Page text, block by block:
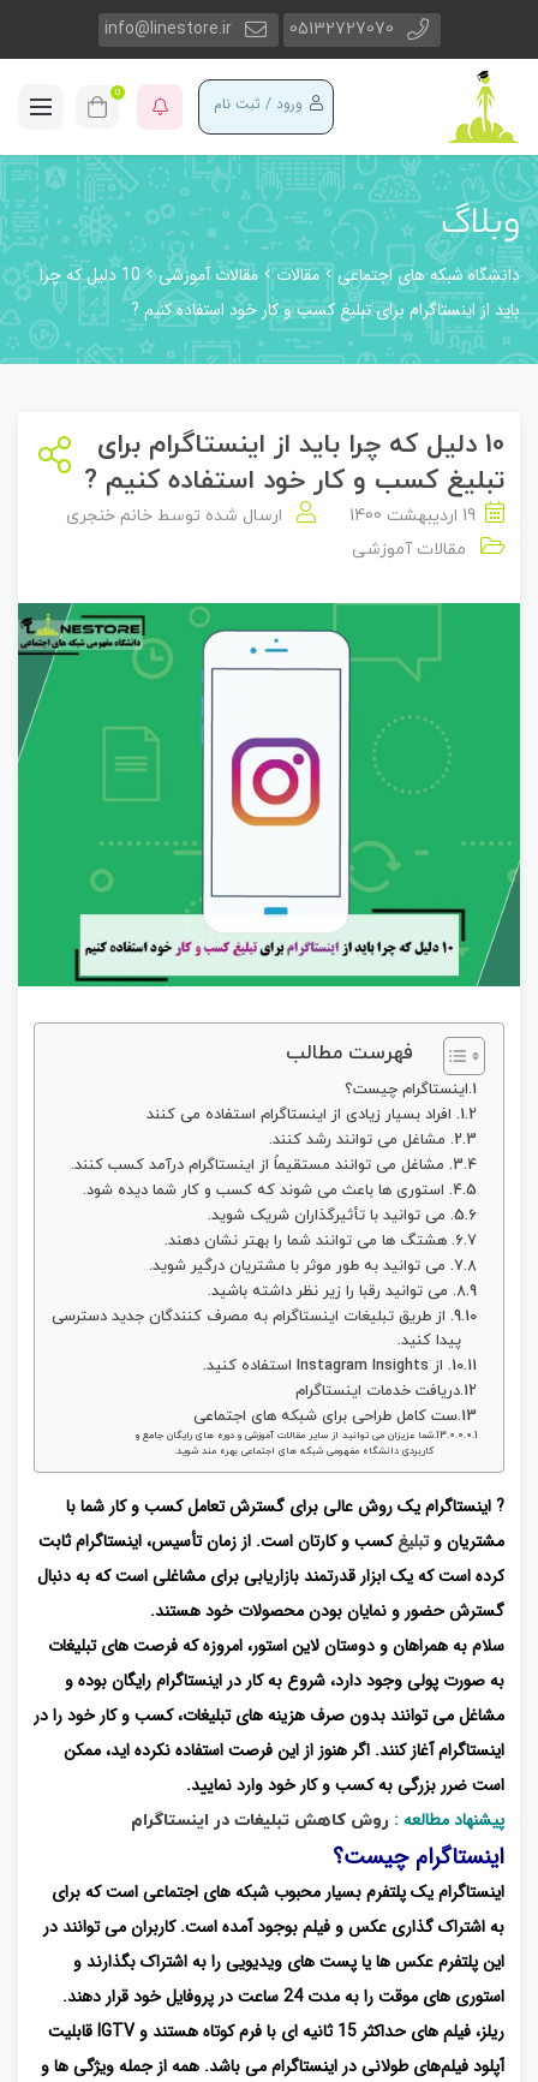
05132727070
info@linestore.ir
ورود / ثبت نام 0
وبلاگ
دانشگاه شبکه های اجتماعی مقالات مقالات آموزشی
10 دلیل که چرا
باید از اینستاگرام برای تبلیغ کسب و کار خود استفاده کنیم ?
10 دلیل که چرا باید از اینستاگرام برای
تبلیغ کسب و کار خود استفاده کنیم ?
19 اردیبهشت 1400 ارسال شده توسط خانم خنجری
مقالات آموزشی
فهرست مطالب
اینستاگرام چیست؟
1. افراد بسیار زیادی از اینستاگرام استفاده می کنند
2. مشاغل می توانند رشد کنند.
3. مشاغل می توانند مستقیماً از اینستاگرام درآمد کسب کنند.
4. استوری ها باعث می شوند که کسب و کار شما دیده شود.
5. می توانید با تأثیرگذاران شریک شوید.
6. هشتگ ها می توانند شما را بهتر نشان دهند.
7. می توانید به طور موثر با مشتریان درگیر شوید.
8. می توانید رقبا را زیر نظر داشته باشید.
9. از طریق تبلیغات اینستاگرام به مصرف کنندگان جدید دسترسی
پیدا کنید.
10. از Instagram Insights استفاده کنید.
دریافت خدمات اینستاگرام
ست کامل طراحی برای شبکه های اجتماعی
شما عزیزان می توانید از سایر مقالات آموزشی و دوره های رایگان جامع و
کاربردی دانشگاه مفهومی شبکه های اجتماعی بهره مند شوید.
? اینستاگرام یک روش عالی برای گسترش تعامل کسب و کار شما با
مشتریان وتبلیغکسب و کارتان است. از زمان تأسیس، اینستاگرام ثابت
کرده است که یک ابزار قدرتمند بازاریابی برای مشاغلی است که به دنبال
گسترش حضور و نمایان بودن محصولات خود هستند.
سلام به همراهان و دوستان لاین استور، امروزه که فرصت های تبلیغات
به صورت پولی وجود دارد، شروع به کار در اینستاگرام رایگان بوده و
مشاغل می توانند بدون صرف هزینه های تبلیغات، کسب و کار خود را در
اینستاگرام آغاز کنند. اگر هنوز از این فرصت استفاده نکرده اید، ممکن
است ضرر بزرگی به کسب و کار خود وارد نمایید.
پیشنهاد مطالعه : روش کاهش تبلیغات در اینستاگرام
اینستاگرام چیست؟
اینستاگرام یک پلتفرم بسیار محبوب شبکه های اجتماعی است که برای
به اشتراک گذاری عکس و فیلم بوجود آمده است. کاربران می توانند در
این پلتفرم عکس ها یا پست های ویدیویی را به اشتراک بگذارند و
استوری های موقت را به مدت 24 ساعت در پروفایل خود قرار دهند.
ریلز، فیلم های حداکثر 15 ثانیه ای با فرم کوتاه هستند و IGTV قابلیت
آپلود فیلم‌های طولانی در اینستاگرام می باشد. همه از جمله ویژگی ها و